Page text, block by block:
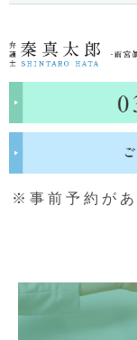
※事前予約が